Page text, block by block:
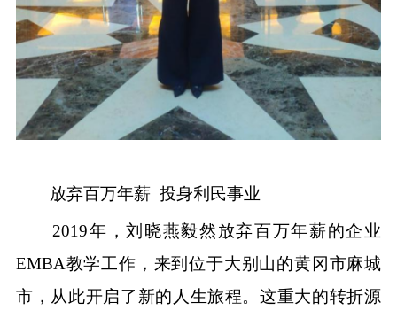
放弃百万年薪 投身利民事业
2019年，刘晓燕毅然放弃百万年薪的企业
EMBA教学工作，来到位于大别山的黄冈市麻城
市，从此开启了新的人生旅程。这重大的转折源